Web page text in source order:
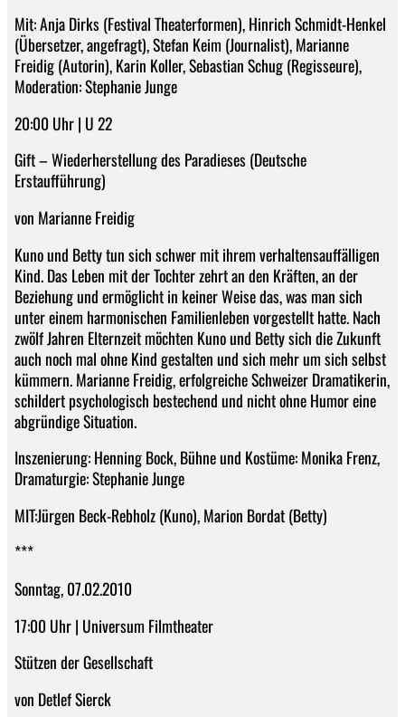
Mit: Anja Dirks (Festival Theaterformen), Hinrich Schmidt-Henkel
(Übersetzer, angefragt), Stefan Keim (Journalist), Marianne
Freidig (Autorin), Karin Koller, Sebastian Schug (Regisseure),
Moderation: Stephanie Junge
20:00 Uhr | U 22
Gift – Wiederherstellung des Paradieses (Deutsche
Erstaufführung)
von Marianne Freidig
Kuno und Betty tun sich schwer mit ihrem verhaltensauffälligen
Kind. Das Leben mit der Tochter zehrt an den Kräften, an der
Beziehung und ermöglicht in keiner Weise das, was man sich
unter einem harmonischen Familienleben vorgestellt hatte. Nach
zwölf Jahren Elternzeit möchten Kuno und Betty sich die Zukunft
auch noch mal ohne Kind gestalten und sich mehr um sich selbst
kümmern. Marianne Freidig, erfolgreiche Schweizer Dramatikerin,
schildert psychologisch bestechend und nicht ohne Humor eine
abgründige Situation.
Inszenierung: Henning Bock, Bühne und Kostüme: Monika Frenz,
Dramaturgie: Stephanie Junge
MIT:Jürgen Beck-Rebholz (Kuno), Marion Bordat (Betty)
***
Sonntag, 07.02.2010
17:00 Uhr | Universum Filmtheater
Stützen der Gesellschaft
von Detlef Sierck